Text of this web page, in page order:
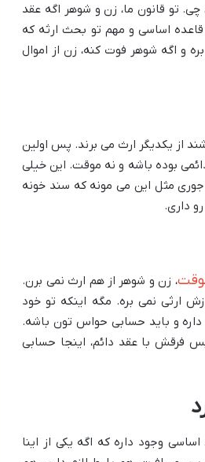
چی. تو قانون ما، زن و شوهر اگه عقد
قاعده اساسی و مهم تو بحث ارثه که
و اگه شوهر فوت کنه، زن از اموال
باشند از یکدیگر ارث می برند. پس اولین
بوده باشه و نه موقت. این خیلی
مثل این می مونه که سند خونه
داری.
، زن و شوهر از هم ارث نمی برن.
ارثی نمی بره. مگه اینکه تو خود
و باید حسابی حواس تون باشه.
فرقش با عقد دائم، اینجا حسابی
وجود داره که اگه یکی از اینا